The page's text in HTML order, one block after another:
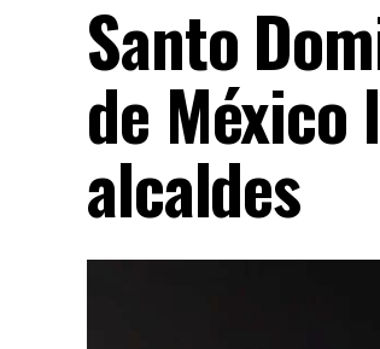
Santo
de
alcaldes